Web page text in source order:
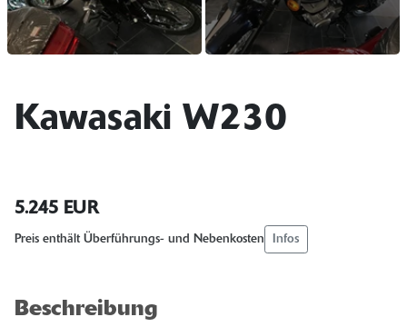
Kawasaki W230
5.245 EUR
Preis enthält Überführungs- und Nebenkosten Infos
Beschreibung